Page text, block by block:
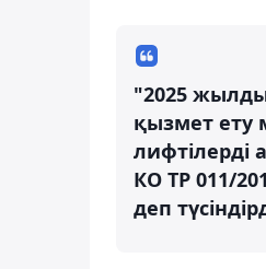
"2025
қызмет ету
лифтілерді
КО ТР 011/
деп